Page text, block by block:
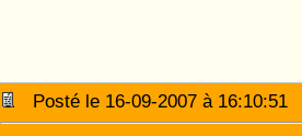
Posté le 16-09-2007 à